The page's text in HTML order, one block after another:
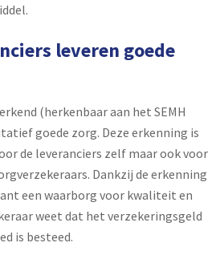
leveren goede
(herkenbaar aan het SEMH
goede zorg. Deze erkenning is
de leveranciers zelf maar ook voor
Dankzij de erkenning
een waarborg voor kwaliteit en
weet dat het verzekeringsgeld
is besteed.